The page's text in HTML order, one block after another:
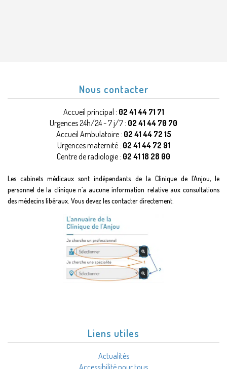
Nous contacter
Accueil principal : 02 41 44 71 71
Urgences 24h/24 - 7 j/7 : 02 41 44 70 70
Accueil Ambulatoire : 02 41 44 72 15
Urgences maternité : 02 41 44 72 91
Centre de radiologie : 02 41 18 28 00
Les cabinets médicaux sont indépendants de la Clinique de l’Anjou, le
personnel de la clinique n’a aucune information relative aux consultations
des médecins libéraux. Vous devez les contacter directement.
Liens utiles
Actualités
Accessibilité pour tous